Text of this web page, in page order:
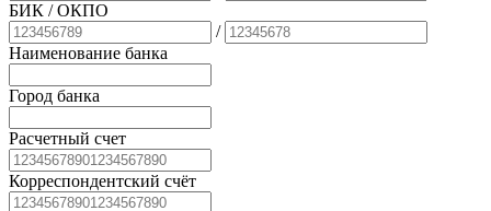
БИК / ОКПО
/
Наименование банка
Город банка
Расчетный счет
Корреспондентский счёт